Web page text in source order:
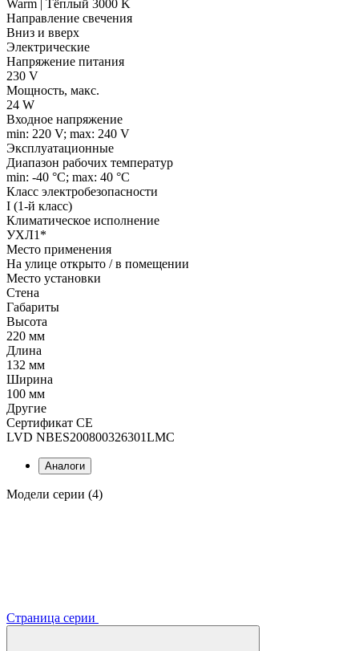
Warm | Тёплый 3000 K
Направление свечения
Вниз и вверх
Электрические
Напряжение питания
230 V
Мощность, макс.
24 W
Входное напряжение
min: 220 V; max: 240 V
Эксплуатационные
Диапазон рабочих температур
min: -40 °C; max: 40 °C
Класс электробезопасности
I (1-й класс)
Климатическое исполнение
УХЛ1*
Место применения
На улице открыто / в помещении
Место установки
Стена
Габариты
Высота
220 мм
Длина
132 мм
Ширина
100 мм
Другие
Сертификат CE
LVD NBES200800326301LMC
Аналоги
Модели серии (4)
Страница серии